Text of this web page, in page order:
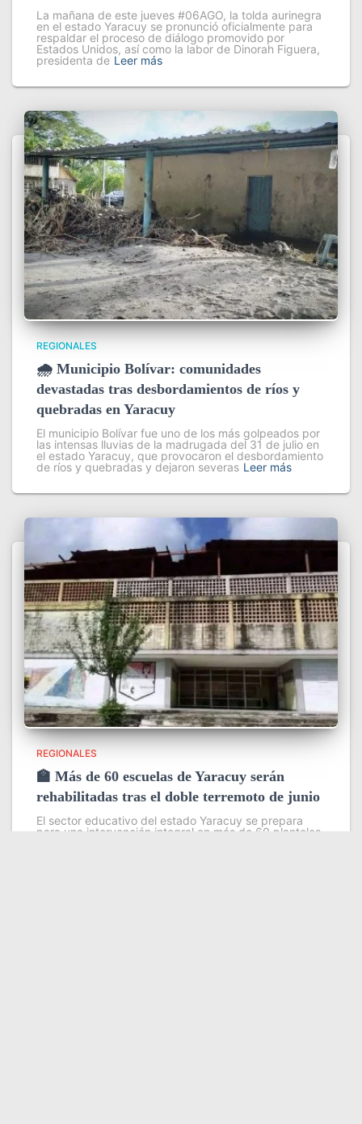
La mañana de este jueves #06AGO, la tolda aurinegra
en el estado Yaracuy se pronunció oficialmente para
respaldar el proceso de diálogo promovido por
Estados Unidos, así como la labor de Dinorah Figuera,
presidenta de Leer más
REGIONALES
🌧️ Municipio Bolívar: comunidades
devastadas tras desbordamientos de ríos y
quebradas en Yaracuy
El municipio Bolívar fue uno de los más golpeados por
las intensas lluvias de la madrugada del 31 de julio en
el estado Yaracuy, que provocaron el desbordamiento
de ríos y quebradas y dejaron severas Leer más
REGIONALES
🏫 Más de 60 escuelas de Yaracuy serán
rehabilitadas tras el doble terremoto de junio
El sector educativo del estado Yaracuy se prepara
para una intervención integral en más de 60 planteles